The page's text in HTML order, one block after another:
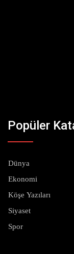
Popüler
Dünya
Ekonomi
Köşe Yazıları
Siyaset
Spor